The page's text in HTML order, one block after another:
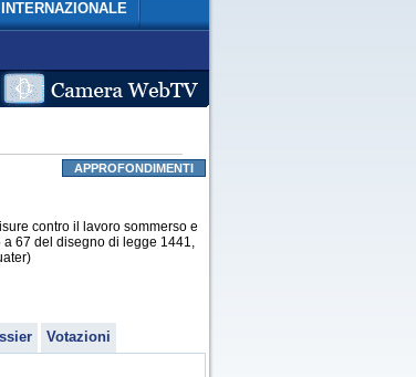
INTERNAZIONALE
APPROFONDIMENTI
contro il lavoro sommerso e
67 del disegno di legge 1441,
Votazioni